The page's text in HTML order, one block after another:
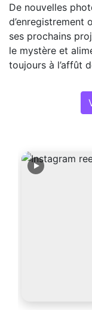
De nouvelles
d’enregistrement
ses prochains
le mystère et
toujours à l’affût